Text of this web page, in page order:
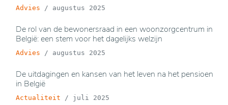
Advies / augustus 2025
De rol van de bewonersraad in een woonzorgcentrum in
België: een stem voor het dagelijks welzijn
Advies / augustus 2025
De uitdagingen en kansen van het leven na het pensioen
in België
Actualiteit / juli 2025